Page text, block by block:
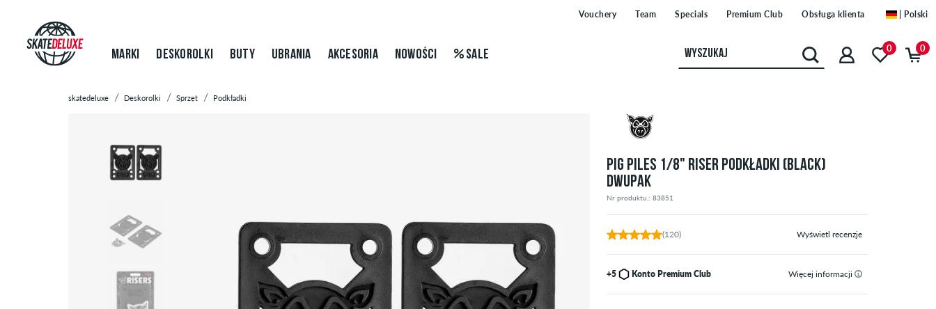
Vouchery Team Specials Premium Club Obsługa klienta | Polski
MARKI DESKOROLKI BUTY UBRANIA AKCESORIA NOWOŚCI SALE 0 0
skatedeluxe Deskorolki Sprzęt Podkładki
PIG PILES 1/8" RISER PODKŁADKI (BLACK)
DWUPAK
Nr produktu.: 83851
(120) Wyświetl recenzje
+5 Konto Premium Club Więcej informacji